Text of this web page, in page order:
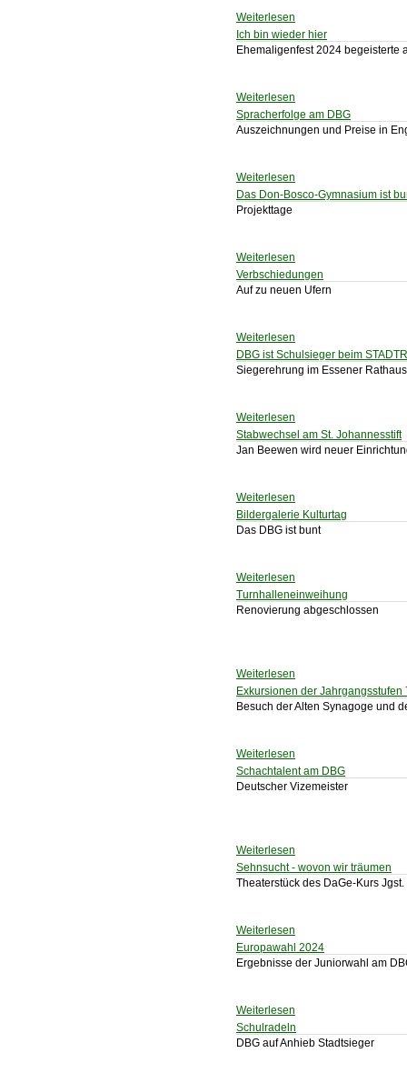
Weiterlesen
Ich bin wieder hier
Ehemaligenfest 2024 begeisterte
Weiterlesen
Spracherfolge am DBG
Auszeichnungen und Preise in
Weiterlesen
Das Don-Bosco-Gymnasium ist
Projekttage
Weiterlesen
Verbschiedungen
Auf zu neuen Ufern
Weiterlesen
DBG ist Schulsieger beim
Siegerehrung im Essener Rathaus
Weiterlesen
Stabwechsel am St. Johannesstift
Jan Beewen wird neuer
Weiterlesen
Bildergalerie Kulturtag
Das DBG ist bunt
Weiterlesen
Turnhalleneinweihung
Renovierung abgeschlossen
Weiterlesen
Exkursionen der Jahrgangsstufen
Besuch der Alten Synagoge und
Weiterlesen
Schachtalent am DBG
Deutscher Vizemeister
Weiterlesen
Sehnsucht - wovon wir träumen
Theaterstück des DaGe-Kurs Jgst.
Weiterlesen
Europawahl 2024
Ergebnisse der Juniorwahl am
Weiterlesen
Schulradeln
DBG auf Anhieb Stadtsieger